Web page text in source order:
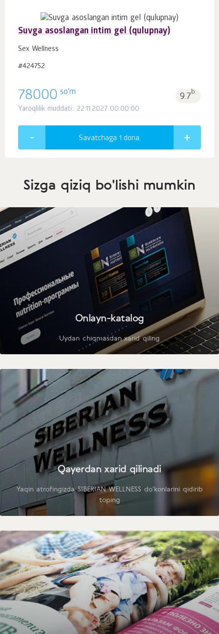
Suvga asoslangan intim gel (qulupnay)
Sex Wellness
#424752
78000 so'm 9.7b.
Yaroqlilik muddati:: 22.11.2027 00:00:00
Savatchaga 1 dona.
Sizga qiziq bo'lishi mumkin
Onlayn-katalog
Uydan chiqmasdan xarid qiling
Qayerdan xarid qilinadi
Yaqin atrofingizda SIBERIAN WELLNESS do'konlarini qidirib
toping